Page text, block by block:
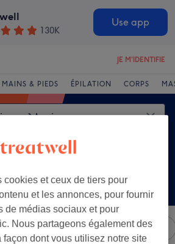
130K
Use app
JE M'IDENTIFIE
MAINS & PIEDS ÉPILATION CORPS
quel prix Équipements Salons
cookies et ceux de tiers pour
et les annonces, pour fournir
de médias sociaux et pour
Nous partageons également des
façon dont vous utilisez notre site